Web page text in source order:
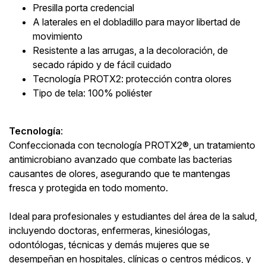
Presilla porta credencial
A laterales en el dobladillo para mayor libertad de
movimiento
Resistente a las arrugas, a la decoloración, de
secado rápido y de fácil cuidado
Tecnología PROTX2: protección contra olores
Tipo de tela: 100% poliéster
Tecnología:
Confeccionada con tecnología PROTX2®, un tratamiento
antimicrobiano avanzado que combate las bacterias
causantes de olores, asegurando que te mantengas
fresca y protegida en todo momento.
Ideal para profesionales y estudiantes del área de la salud,
incluyendo doctoras, enfermeras, kinesiólogas,
odontólogas, técnicas y demás mujeres que se
desempeñan en hospitales, clínicas o centros médicos, y